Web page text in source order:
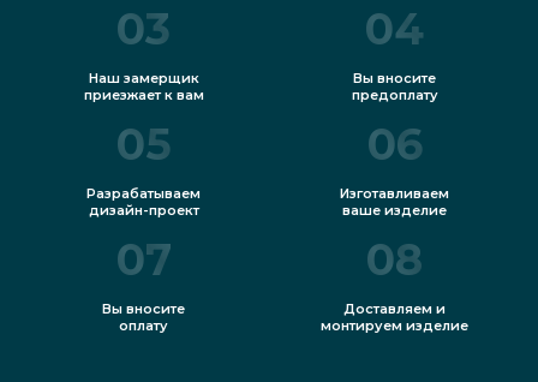
03
Наш замерщик
приезжает к вам
04
Вы вносите
предоплату
05
Разрабатываем
дизайн-проект
06
Изготавливаем
ваше изделие
07
Вы вносите
оплату
08
Доставляем и
монтируем изделие